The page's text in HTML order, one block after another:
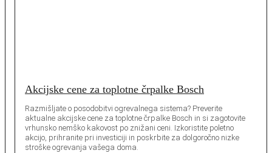
Akcijske cene za toplotne črpalke Bosch
Razmišljate o posodobitvi ogrevalnega sistema? Preverite
aktualne akcijske cene za toplotne črpalke Bosch in si zagotovite
vrhunsko nemško kakovost po znižani ceni. Izkoristite poletno
akcijo, prihranite pri investiciji in poskrbite za dolgoročno nizke
stroške ogrevanja vašega doma.